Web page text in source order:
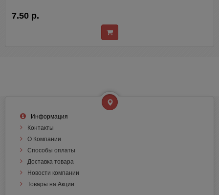
7.50 р.
Информация
Контакты
О Компании
Способы оплаты
Доставка товара
Новости компании
Товары на Акции